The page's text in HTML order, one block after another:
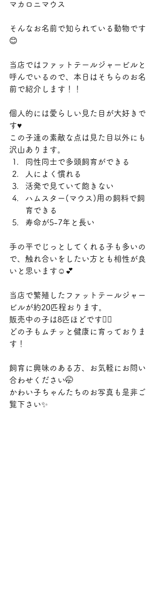
マカロニマウス
そんなお名前で知られている動物です
😊
当店ではファットテールジャービルと
呼んでいるので、本日はそちらのお名
前で紹介します！！
個人的には愛らしい見た目が大好きで
す♥️
この子達の素敵な点は見た目以外にも
沢山あります。
同性同士で多頭飼育ができる
人によく慣れる
活発で見ていて飽きない
ハムスター(マウス)用の飼料で飼
育できる
寿命が5-7年と長い
手の平でじっとしてくれる子も多いの
で、触れ合いをしたい方とも相性が良
いと思います☺️💕
当店で繁殖したファットテールジャー
ビルが約20匹程おります。
販売中の子は8匹ほどです🙇‍♀️
どの子もムチッと健康に育っておりま
す！
飼育に興味のある方、お気軽にお問い
合わせください🤭
かわい子ちゃんたちのお写真も是非ご
覧下さい✨